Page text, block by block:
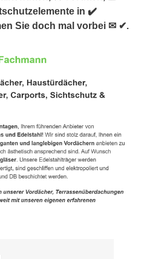
in ✔️
Sie doch mal vorbei ✉ ✔.